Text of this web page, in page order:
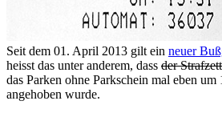
Seit dem 01. April 2013 gilt ein neuer
heisst das unter anderem, dass der
das Parken ohne Parkschein mal eben
angehoben wurde.